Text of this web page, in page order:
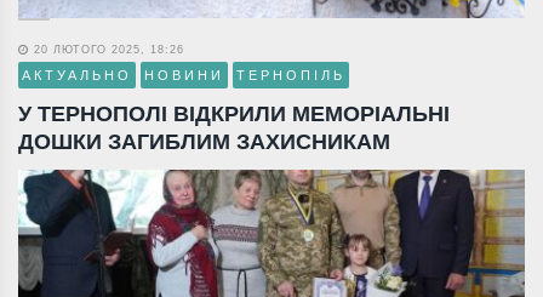
20 ЛЮТОГО 2025, 18:26
АКТУАЛЬНО НОВИНИ ТЕРНОПІЛЬ
У ТЕРНОПОЛІ ВІДКРИЛИ МЕМОРІАЛЬНІ
ДОШКИ ЗАГИБЛИМ ЗАХИСНИКАМ